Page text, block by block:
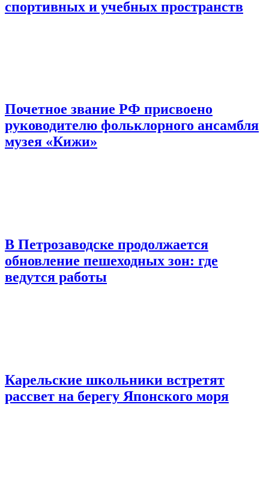
спортивных и учебных пространств
Почетное звание РФ присвоено
руководителю фольклорного ансамбля
музея «Кижи»
В Петрозаводске продолжается
обновление пешеходных зон: где
ведутся работы
Карельские школьники встретят
рассвет на берегу Японского моря